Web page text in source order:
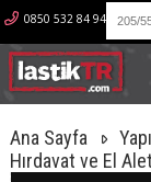
0850 532 84 94
Ana Sayfa
Hırdavat ve El